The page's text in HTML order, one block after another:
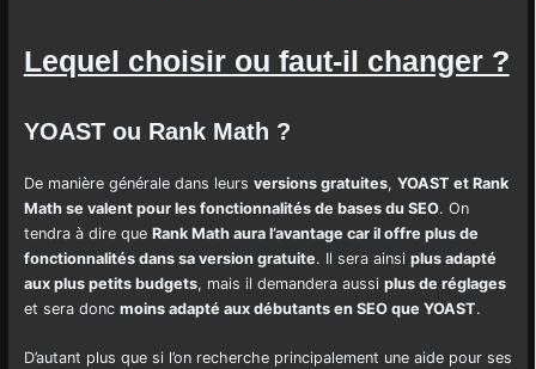
Lequel choisir ou faut-il changer ?
YOAST ou Rank Math ?
De manière générale dans leurs versions gratuites, YOAST et Rank
Math se valent pour les fonctionnalités de bases du SEO. On
tendra à dire que Rank Math aura l’avantage car il offre plus de
fonctionnalités dans sa version gratuite. Il sera ainsi plus adapté
aux plus petits budgets, mais il demandera aussi plus de réglages
et sera donc moins adapté aux débutants en SEO que YOAST.
D’autant plus que si l’on recherche principalement une aide pour ses